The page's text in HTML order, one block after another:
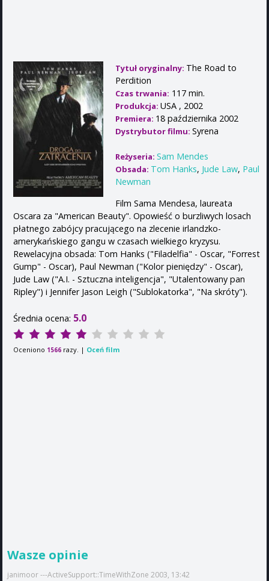
Tytuł oryginalny: The Road to
Perdition
Czas trwania: 117 min.
Produkcja: USA , 2002
Premiera: 18 października 2002
Dystrybutor filmu: Syrena
Reżyseria: Sam Mendes
Obsada: Tom Hanks, Jude Law, Paul
Newman
Film Sama Mendesa, laureata
Oscara za "American Beauty". Opowieść o burzliwych losach
płatnego zabójcy pracującego na zlecenie irlandzko-
amerykańskiego gangu w czasach wielkiego kryzysu.
Rewelacyjna obsada: Tom Hanks ("Filadelfia" - Oscar, "Forrest
Gump" - Oscar), Paul Newman ("Kolor pieniędzy" - Oscar),
Jude Law ("A.I. - Sztuczna inteligencja", "Utalentowany pan
Ripley") i Jennifer Jason Leigh ("Sublokatorka", "Na skróty").
Średnia ocena: 5.0
Oceniono 1566 razy. | Oceń film
Wasze opinie
janimoor ---ActiveSupport::TimeWithZone 2003, 13:42